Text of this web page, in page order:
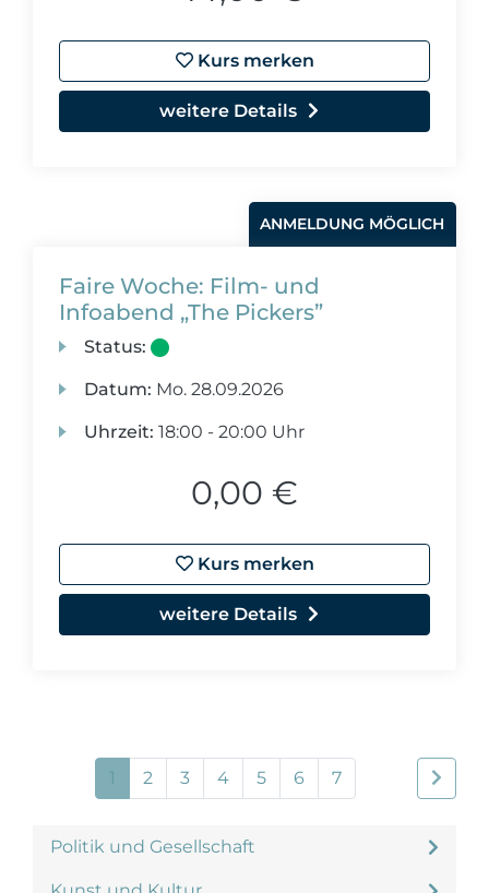
Politik und Gesellschaft
Kurs merken
weitere Details
ANMELDUNG MÖGLICH
Faire Woche: Film- und
Infoabend „The Pickers”
Status:
Datum: Mo. 28.09.2026
Uhrzeit: 18:00 - 20:00 Uhr
0,00 €
Kurs merken
weitere Details
1 2 3 4 5 6 7